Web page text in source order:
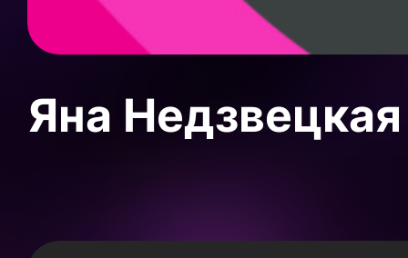
Яна Недзвецкая